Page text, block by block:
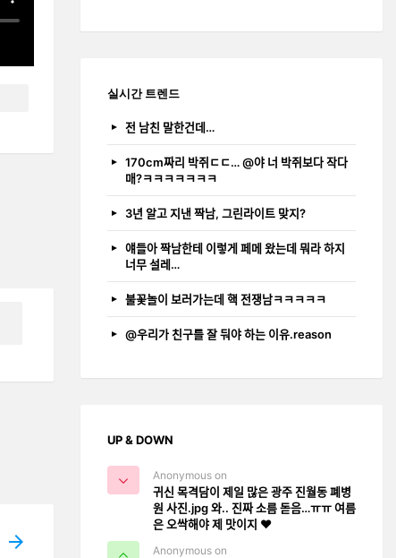
실시간 트렌드
전 남친 말한건데…
170cm짜리 박쥐ㄷㄷ… @야 너 박쥐보다 작다
매?ㅋㅋㅋㅋㅋㅋㅋ
3년 알고 지낸 짝남, 그린라이트 맞지?
얘들아 짝남한테 이렇게 페메 왔는데 뭐라 하지
너무 설레…
불꽃놀이 보러가는데 핵 전쟁남ㅋㅋㅋㅋㅋ
@우리가 친구를 잘 둬야 하는 이유.reason
UP & DOWN
Anonymous on
귀신 목격담이 제일 많은 광주 진월동 폐병
원 사진.jpg 와.. 진짜 소름 돋음…ㅠㅠ 여름
은 오싹해야 제 맛이지 ❤️
Anonymous on